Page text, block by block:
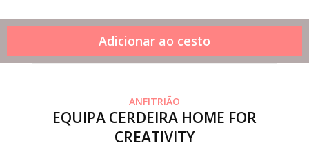
ANFITRIÃO
EQUIPA CERDEIRA HOME FOR
CREATIVITY